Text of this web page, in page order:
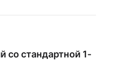
со стандартной 1-